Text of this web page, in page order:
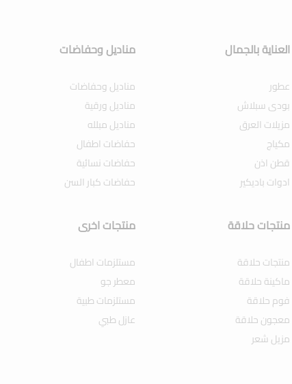
العناية بالجمال
عطور
بودى سبلاش
مزيلات العرق
مكياج
قطن اذن
ادوات باديكير
منتجات حلاقة
منتجات حلاقة
ماكينة حلاقة
فوم حلاقة
معجون حلاقة
مزيل شعر
مناديل وحفاضات
مناديل وحفاضات
مناديل ورقية
مناديل مبلله
حفاضات اطفال
حفاضات نسائية
حفاضات كبار السن
منتجات اخرى
مستلزمات اطفال
معطر جو
مستلزمات طبية
عازل طبي